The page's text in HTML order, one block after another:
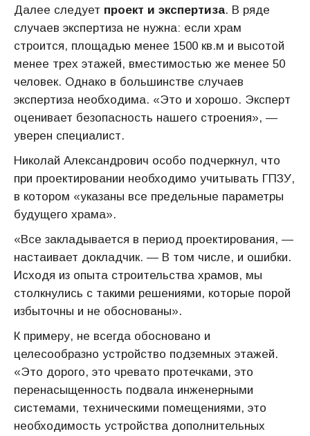
Далее следует проект и экспертиза. В ряде
случаев экспертиза не нужна: если храм
строится, площадью менее 1500 кв.м и высотой
менее трех этажей, вместимостью же менее 50
человек. Однако в большинстве случаев
экспертиза необходима. «Это и хорошо. Эксперт
оценивает безопасность нашего строения», —
уверен специалист.
Николай Александрович особо подчеркнул, что
при проектировании необходимо учитывать ГПЗУ,
в котором «указаны все предельные параметры
будущего храма».
«Все закладывается в период проектирования, —
настаивает докладчик. — В том числе, и ошибки.
Исходя из опыта строительства храмов, мы
столкнулись с такими решениями, которые порой
избыточны и не обоснованы».
К примеру, не всегда обосновано и
целесообразно устройство подземных этажей.
«Это дорого, это чревато протечками, это
перенасыщенность подвала инженерными
системами, техническими помещениями, это
необходимость устройства дополнительных